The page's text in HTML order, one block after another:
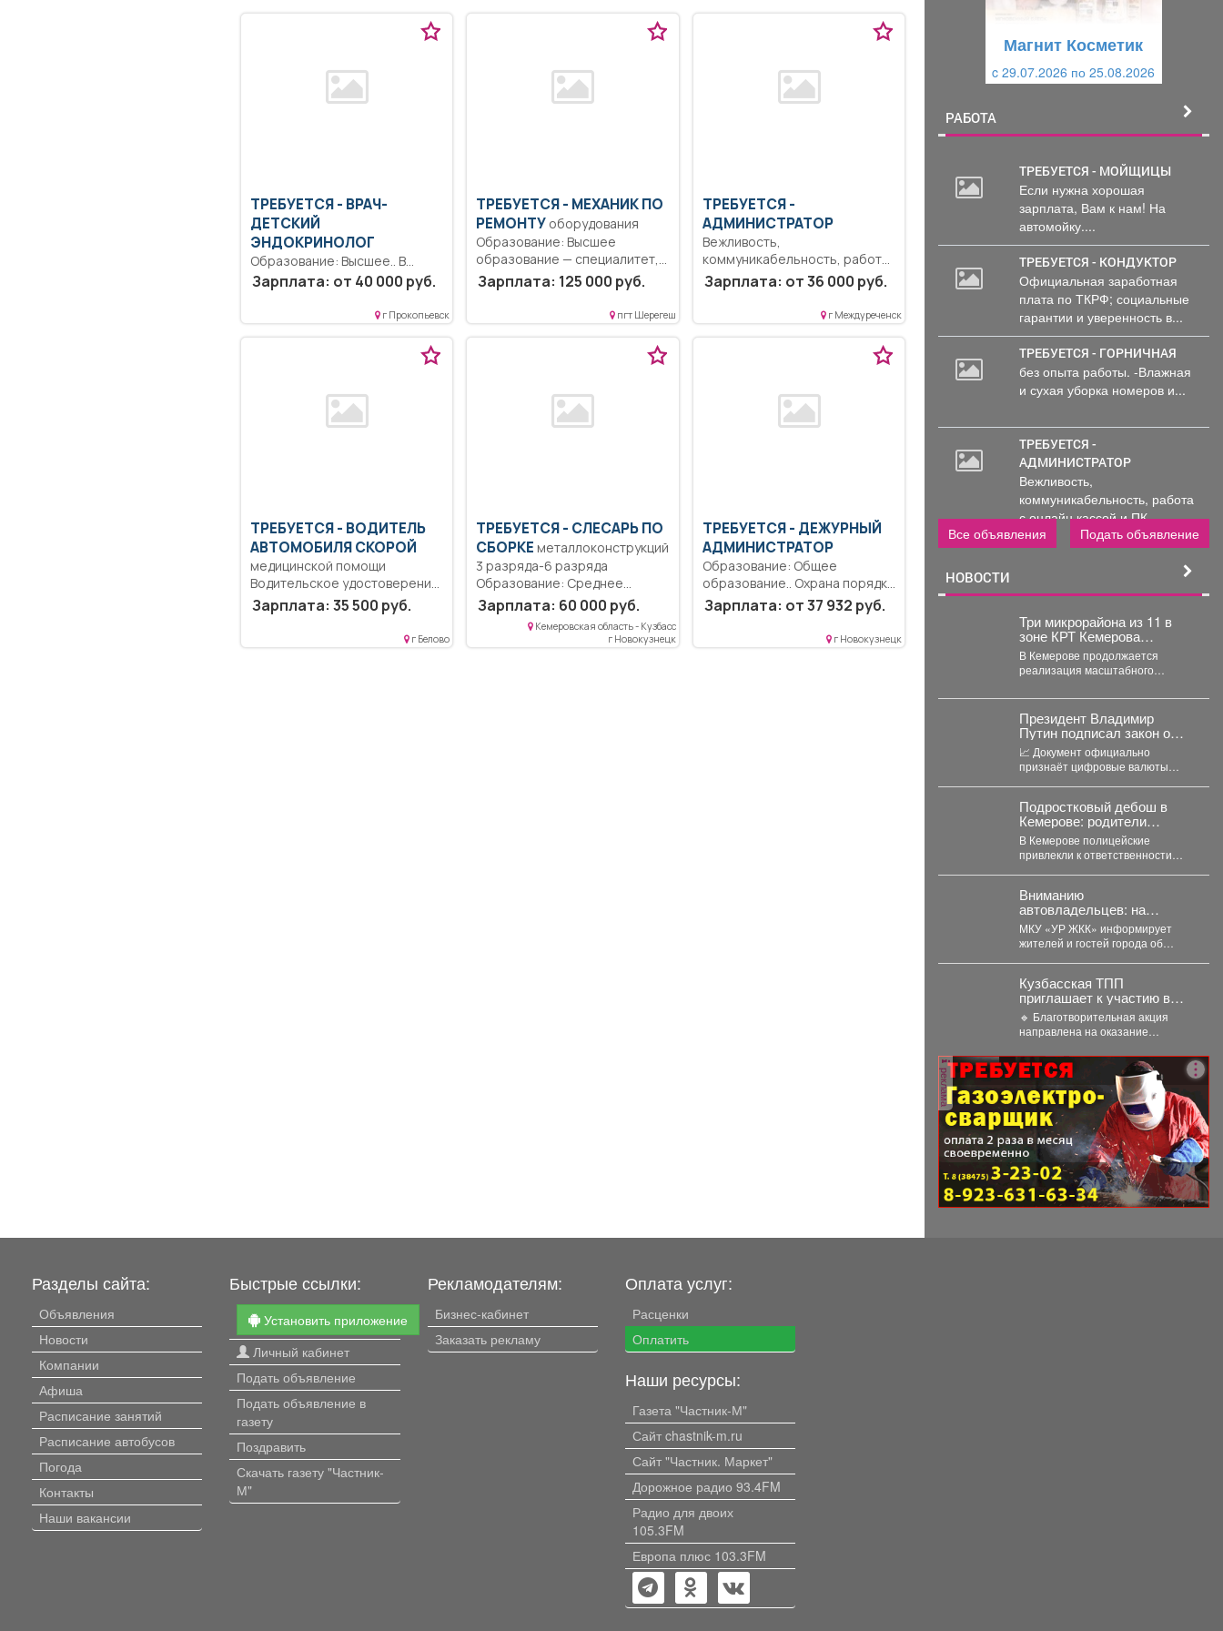
ТРЕБУЕТСЯ - ВРАЧ-
ДЕТСКИЙ
ЭНДОКРИНОЛОГ
Образование: Высшее.. В
соответствии с должностной
инструкцией, утвержденной в...
Зарплата: от 40 000 руб.
г Прокопьевск
ТРЕБУЕТСЯ - МЕХАНИК ПО
РЕМОНТУ оборудования
Образование: Высшее
образование — специалитет,
магистратура.. Обеспечивает
работу всех...
Зарплата: 125 000 руб.
пгт Шерегеш
ТРЕБУЕТСЯ -
АДМИНИСТРАТОР
Вежливость,
коммуникабельность, работа
с онлайн кассой и ПК
(программы...
Зарплата: от 36 000 руб.
г Междуреченск
ТРЕБУЕТСЯ - ВОДИТЕЛЬ
АВТОМОБИЛЯ СКОРОЙ
медицинской помощи
Водительское удостоверение
кат. B, D.
Дисциплинированность,
ответственность.. Водитель
автомобиля...
Зарплата: 35 500 руб.
г Белово
ТРЕБУЕТСЯ - СЛЕСАРЬ ПО
СБОРКЕ металлоконструкций
3 разряда-6 разряда
Образование: Среднее
профессиональное
Квалификация:
Ответственность.
Должностные обязанности...
Зарплата: 60 000 руб.
Кемеровская область - Кузбасс
г Новокузнецк
ТРЕБУЕТСЯ - ДЕЖУРНЫЙ
АДМИНИСТРАТОР
Образование: Общее
образование.. Охрана порядка
в торговом центре.. Сменная...
Зарплата: от 37 932 руб.
г Новокузнецк
Магнит Косметик
c 29.07.2026 по 25.08.2026
РАБОТА
ТРЕБУЕТСЯ - МОЙЩИЦЫ
Если нужна хорошая
зарплата, Вам к нам! На
автомойку....
ТРЕБУЕТСЯ - КОНДУКТОР
Официальная заработная
плата по ТКРФ; социальные
гарантии и уверенность в...
ТРЕБУЕТСЯ - ГОРНИЧНАЯ
без опыта работы. -Влажная
и сухая уборка номеров и...
ТРЕБУЕТСЯ -
АДМИНИСТРАТОР
Вежливость,
коммуникабельность, работа
с онлайн кассой и ПК
(программы...
Все объявления Подать объявление
НОВОСТИ
Три микрорайона из 11 в
зоне КРТ Кемерова
остаются без
застройщиков
В Кемерове продолжается
реализация масштабного
территорий. Первый дом скоро
будет сдан, но...
Президент Владимир
Путин подписал закон о
легализации криптовалют в
России.
📈 Документ официально
признаёт цифровые валюты
гарантирует судебную защиту...
Подростковый дебош в
Кемерове: родители
ответят за ночные
похождения детей
В Кемерове полицейские
привлекли к ответственности
в...
Вниманию
автовладельцев: на
внутриквартальных
территориях
Междуреченского
муниципального округа
вводятся ограничения
стоянки.
МКУ «УР ЖКК» информирует
жителей и гостей города об
Кузбасская ТПП
приглашает к участию в
акции «Помоги собраться в
школу»
🔹 Благотворительная акция
направлена на оказание
новому учебному году
первоклассников...
реклама
Разделы сайта:
Объявления
Новости
Компании
Афиша
Расписание занятий
Расписание автобусов
Погода
Контакты
Наши вакансии
Быстрые ссылки:
Установить приложение
Личный кабинет
Подать объявление
Подать объявление в
газету
Поздравить
Скачать газету "Частник-
М"
Рекламодателям:
Бизнес-кабинет
Заказать рекламу
Оплата услуг:
Расценки
Оплатить
Наши ресурсы:
Газета "Частник-М"
Сайт chastnik-m.ru
Сайт "Частник. Маркет"
Дорожное радио 93.4FM
Радио для двоих
105.3FM
Европа плюс 103.3FM